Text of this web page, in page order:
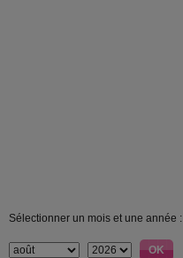
Sélectionner un mois et une année :